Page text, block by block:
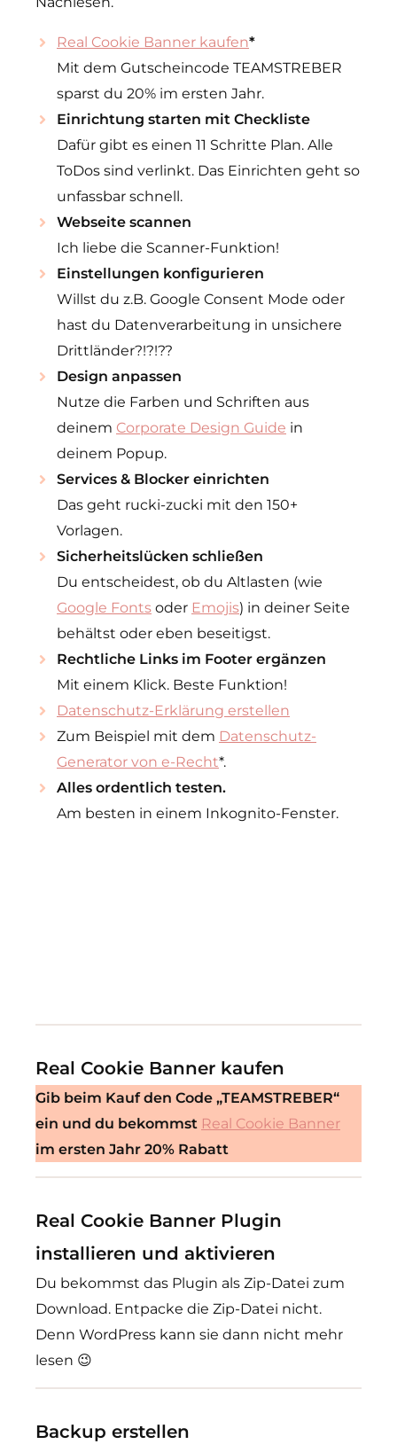
Real Cookie Banner kaufen*
Mit dem Gutscheincode TEAMSTREBER
sparst du 20% im ersten Jahr.
Einrichtung starten mit Checkliste
Dafür gibt es einen 11 Schritte Plan. Alle
ToDos sind verlinkt. Das Einrichten geht so
unfassbar schnell.
Webseite scannen
Ich liebe die Scanner-Funktion!
Einstellungen konfigurieren
Willst du z.B. Google Consent Mode oder
hast du Datenverarbeitung in unsichere
Drittländer?!?!??
Design anpassen
Nutze die Farben und Schriften aus
deinem Corporate Design Guide in
deinem Popup.
Services & Blocker einrichten
Das geht rucki-zucki mit den 150+
Vorlagen.
Sicherheitslücken schließen
Du entscheidest, ob du Altlasten (wie
Google Fonts oder Emojis) in deiner Seite
behältst oder eben beseitigst.
Rechtliche Links im Footer ergänzen
Mit einem Klick. Beste Funktion!
Datenschutz-Erklärung erstellen
Zum Beispiel mit dem Datenschutz-
Generator von e-Recht*.
Alles ordentlich testen.
Am besten in einem Inkognito-Fenster.
Real Cookie Banner kaufen
Gib beim Kauf den Code „TEAMSTREBER“
ein und du bekommst Real Cookie Banner
im ersten Jahr 20% Rabatt
Real Cookie Banner Plugin
installieren und aktivieren
Du bekommst das Plugin als Zip-Datei zum
Download. Entpacke die Zip-Datei nicht.
Denn WordPress kann sie dann nicht mehr
lesen 😉
Backup erstellen